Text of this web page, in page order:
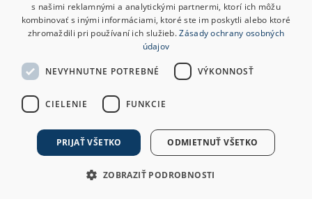
s našimi reklamnými a analytickými partnermi, ktorí ich môžu
kombinovať s inými informáciami, ktoré ste im poskytli alebo ktoré
zhromaždili pri používaní ich služieb.Zásady ochrany osobných
údajov
NEVYHNUTNE POTREBNÉ VÝKONNOSŤ
CIELENIE FUNKCIE
PRIJAŤ VŠETKO ODMIETNUŤ VŠETKO
ZOBRAZIŤ PODROBNOSTI